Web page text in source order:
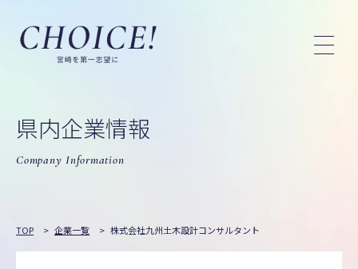
県内企業情報
Company Information
TOP > 企業一覧 > 株式会社九州土木設計コンサルタント